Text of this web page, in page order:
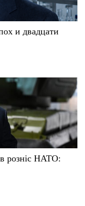
и двадцати
розніс НАТО: